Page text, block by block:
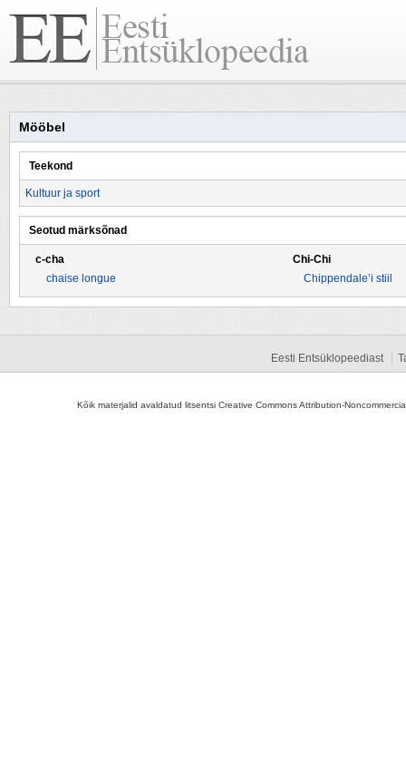
Mööbel
Teekond
Kultuur ja sport
Seotud märksõnad
c-cha
chaise longue
Chi-Chi
Chippendale’i stiil
Eesti Entsüklopeediast
Kõik materjalid avaldatud litsentsi Creative Commons Attribution-